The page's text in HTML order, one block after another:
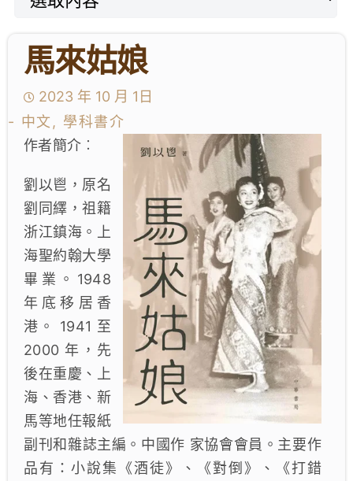
教師專業社群
學生成就與學校活動
我們的聯繫
入學資訊
下載區
馬來姑娘
2023 年 10 月 1日
- 中文, 學科書介
作者簡介︰
劉以鬯，原名
劉同繹，祖籍
浙江鎮海。上
海聖約翰大學
畢業。1948
年底移居香
港。 1941 至
2000 年，先
後在重慶、上
海、香港、新
馬等地任報紙
副刊和雜誌主編。中國作 家協會會員。主要作
品有：小說集《酒徒》、《對倒》、《打錯